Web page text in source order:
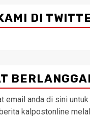
DI
email anda di sini
kalpostonline